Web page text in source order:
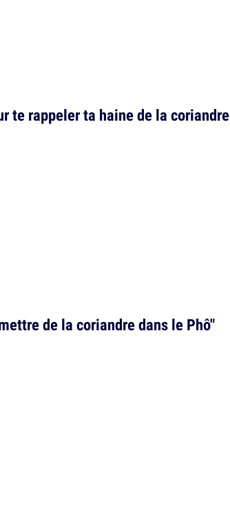
te rappeler ta haine de la coriandre
de la coriandre dans le Phô"